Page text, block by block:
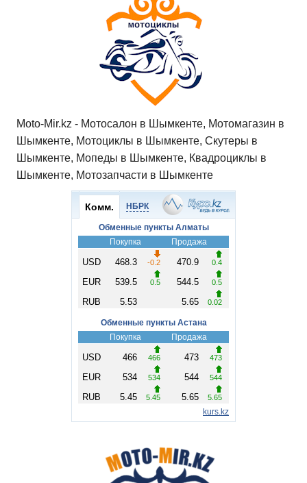
Moto-Mir.kz - Мотосалон в Шымкенте, Мотомагазин в
Шымкенте, Мотоциклы в Шымкенте, Скутеры в
Шымкенте, Мопеды в Шымкенте, Квадроциклы в
Шымкенте, Мотозапчасти в Шымкенте